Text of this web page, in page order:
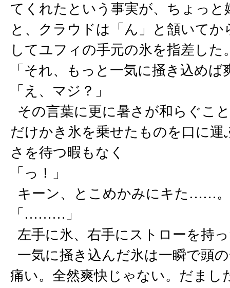
てくれたという事実が、ちょっ
と、クラウドは「ん」と頷いて
してユフィの手元の氷を指差した
「それ、もっと一気に掻き込めば
「え、マジ？」
その言葉に更に暑さが和らぐこ
だけかき氷を乗せたものを口に
さを待つ暇もなく
「っ！」
キーン、とこめかみにキた……。
「………」
左手に氷、右手にストローを持
一気に掻き込んだ氷は一瞬で頭
痛い。全然爽快じゃない。だま